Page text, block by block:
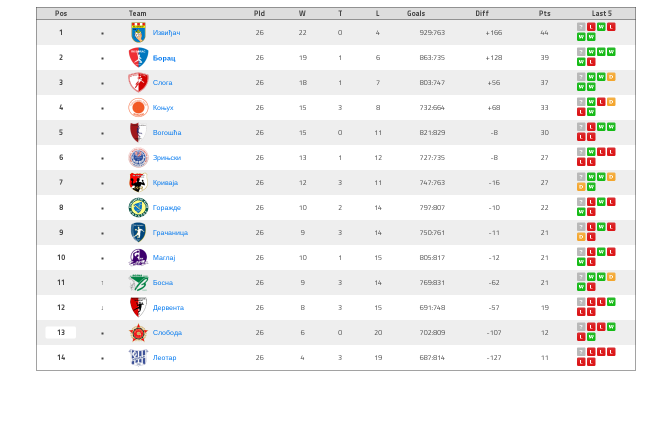
Pos Team Pld W T L Goals Diff Pts
Last 5
1
• Извиђач 26 22 0 4 929:763 +166 44
2 • Борац 26 19 1 6 863:735 +128 39
3 • Слога 26 18 1 7 803:747 +56 37
4 • Коњух 26 15 3 8 732:664 +68 33
5 • Вогошћа 26 15 0 11 821:829 -8 30
6 • Зрињски 26 13 1 12 727:735 -8 27
7 • Криваја 26 12 3 11 747:763 -16 27
8 • Горажде 26 10 2 14 797:807 -10 22
9 • Грачаница 26 9 3 14 750:761 -11 21
10 • Маглај 26 10 1 15 805:817 -12 21
11 ↑ Босна 26 9 3 14 769:831 -62 21
12 ↓ Дервента 26 8 3 15 691:748 -57 19
13 • Слобода 26 6 0 20 702:809 -107 12
14 • Леотар 26 4 3 19 687:814 -127 11